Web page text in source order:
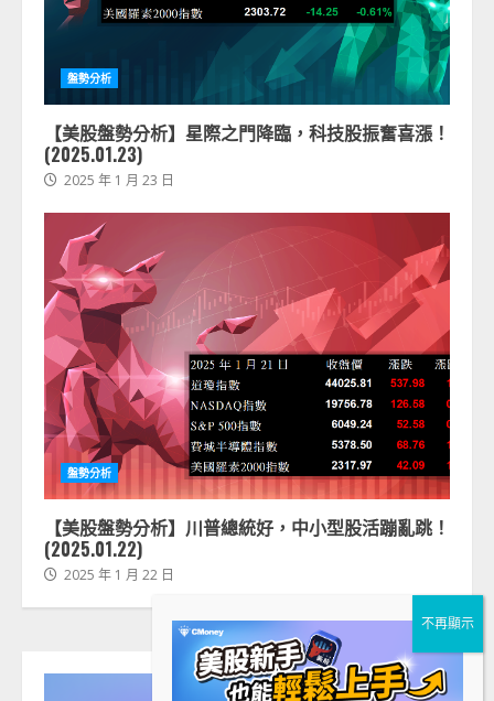
盤勢分析
【美股盤勢分析】星際之門降臨，科技股振奮喜漲！
(2025.01.23)
2025 年 1 月 23 日
盤勢分析
【美股盤勢分析】川普總統好，中小型股活蹦亂跳！
(2025.01.22)
2025 年 1 月 22 日